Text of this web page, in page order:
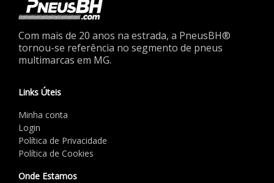
Com mais de 20 anos na estrada, a PneusBH®
tornou-se referência no segmento de pneus
multimarcas em MG.
Links Úteis
Minha conta
Login
Política de Privacidade
Política de Cookies
Onde Estamos